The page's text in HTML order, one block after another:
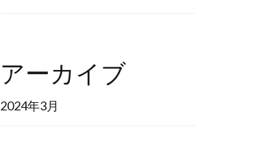
アーカイブ
2024年3月